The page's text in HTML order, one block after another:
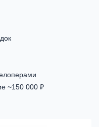
~150 000 ₽